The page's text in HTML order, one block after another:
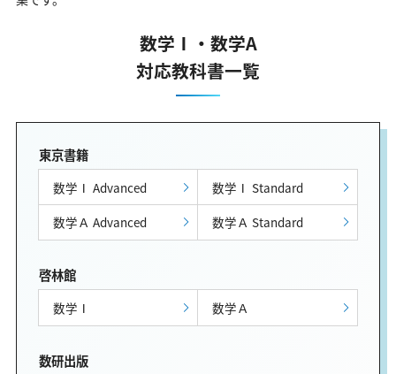
数学Ⅰ・数学A
対応教科書一覧
東京書籍
数学Ⅰ Advanced
数学Ⅰ Standard
数学Ａ Advanced
数学Ａ Standard
啓林館
数学Ⅰ 数学Ａ
数研出版